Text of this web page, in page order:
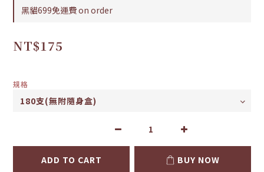
黑貓699免運費 on order
NT$175
規格
ADD TO CART BUY NOW